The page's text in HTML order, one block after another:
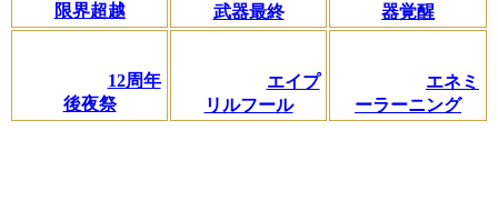
限界超越
武器最終
器覚醒
12周年
後夜祭
エイプ
リルフール
エネミ
ーラーニング